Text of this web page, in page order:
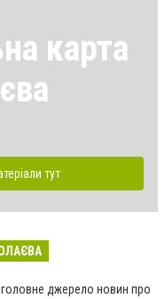
карта
тут
джерело новин про